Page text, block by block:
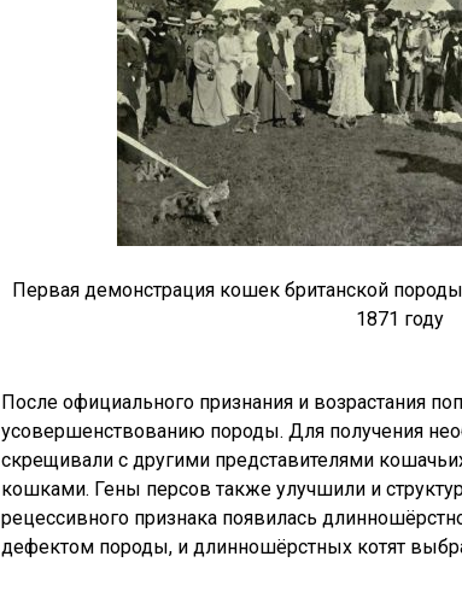
Первая демонстрация кошек британской
1871 году
После официального признания и возрастания
усовершенствованию породы. Для получения
скрещивали с другими представителями
кошками. Гены персов также улучшили и
рецессивного признака появилась
дефектом породы, и длинношёрстных котят